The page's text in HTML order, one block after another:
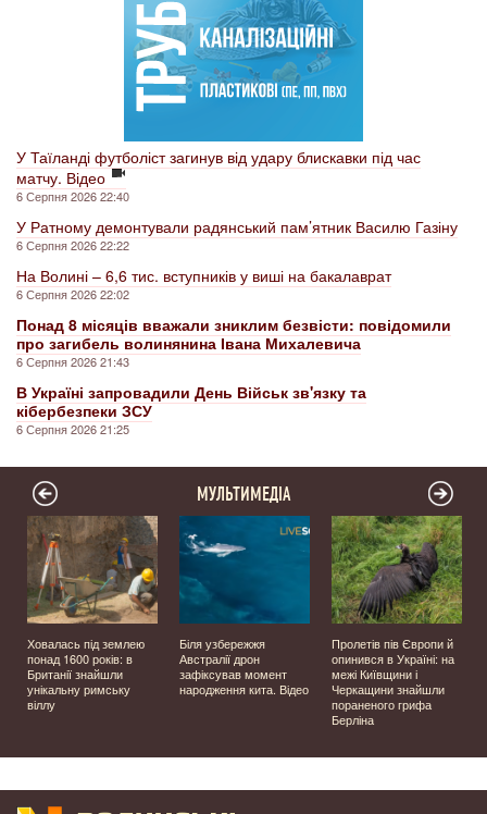
У Таїланді футболіст загинув від удару блискавки під час
матчу. Відео
6 Серпня 2026 22:40
У Ратному демонтували радянський пам’ятник Василю Газіну
6 Серпня 2026 22:22
На Волині – 6,6 тис. вступників у виші на бакалаврат
6 Серпня 2026 22:02
Понад 8 місяців вважали зниклим безвісти: повідомили
про загибель волинянина Івана Михалевича
6 Серпня 2026 21:43
В Україні запровадили День Військ зв'язку та
кібербезпеки ЗСУ
6 Серпня 2026 21:25
МУЛЬТИМЕДІА
Ховалась під землею
понад 1600 років: в
Британії знайшли
унікальну римську
віллу
Біля узбережжя
Австралії дрон
зафіксував момент
народження кита. Відео
Пролетів пів Європи й
опинився в Україні: на
межі Київщини і
Черкащини знайшли
пораненого грифа
Берліна